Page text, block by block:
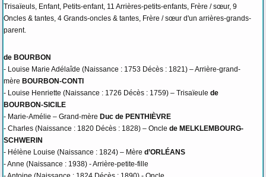
Trisaïeuls, Enfant, Petits-enfant, 11 Arrières-petits-enfants, Frère / sœur, 9
Oncles & tantes, 4 Grands-oncles & tantes, Frère / sœur d'un arrières-grands-
parent.
de BOURBON
- Louise Marie Adélaîde (Naissance : 1753 Décès : 1821) – Arrière-grand-
mère BOURBON-CONTI
- Louise Henriette (Naissance : 1726 Décès : 1759) – Trisaïeule de
BOURBON-SICILE
- Marie-Amélie – Grand-mère Duc de PENTHIÈVRE
- Charles (Naissance : 1820 Décès : 1828) – Oncle de MELKLEMBOURG-
SCHWERIN
- Hélène Louise (Naissance : 1824) – Mère d’ORLÉANS
- Anne (Naissance : 1938) - Arrière-petite-fille